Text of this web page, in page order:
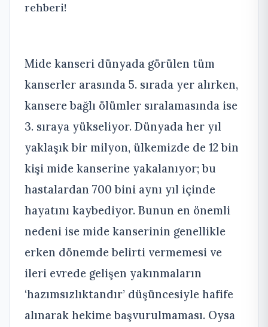
rehberi!
Mide kanseri dünyada görülen tüm
kanserler arasında 5. sırada yer alırken,
kansere bağlı ölümler sıralamasında ise
3. sıraya yükseliyor. Dünyada her yıl
yaklaşık bir milyon, ülkemizde de 12 bin
kişi mide kanserine yakalanıyor; bu
hastalardan 700 bini aynı yıl içinde
hayatını kaybediyor. Bunun en önemli
nedeni ise mide kanserinin genellikle
erken dönemde belirti vermemesi ve
ileri evrede gelişen yakınmaların
‘hazımsızlıktandır’ düşüncesiyle hafife
alınarak hekime başvurulmaması. Oysa